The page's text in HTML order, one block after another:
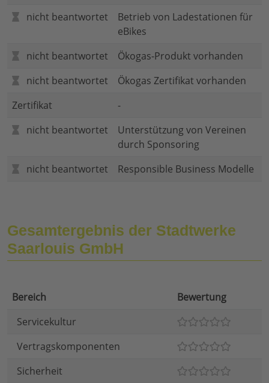
nicht beantwortet
Betrieb von Ladestationen für
eBikes
nicht beantwortet
Ökogas-Produkt vorhanden
nicht beantwortet
Ökogas Zertifikat vorhanden
Zertifikat
-
nicht beantwortet
Unterstützung von Vereinen
durch Sponsoring
nicht beantwortet
Responsible Business Modelle
Gesamtergebnis der Stadtwerke
Saarlouis GmbH
Bereich
Bewertung
Servicekultur
Vertragskomponenten
Sicherheit